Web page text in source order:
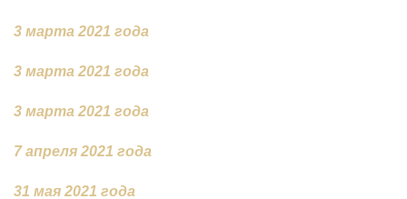
3 марта 2021 года
3 марта 2021 года
3 марта 2021 года
7 апреля 2021 года
31 мая 2021 года